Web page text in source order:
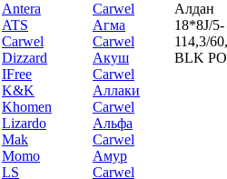
Antera
ATS
Carwel
Dizzard
IFree
K&K
Khomen
Lizardo
Mak
Momo
LS
Carwel
Агма
Carwel
Акуш
Carwel
Аллаки
Carwel
Альфа
Carwel
Амур
Carwel
Алдан
18*8J/5-
114,3/
BLK